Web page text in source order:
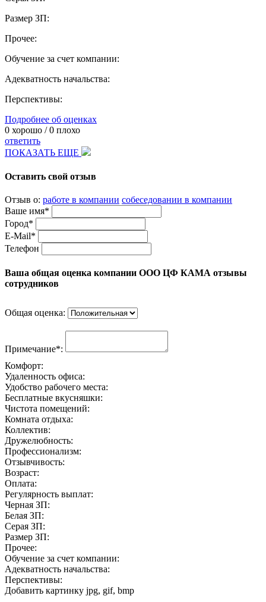
Размер ЗП:
Прочее:
Обучение за счет компании:
Адекватность начальства:
Перспективы:
Подробнее об оценках
0 хорошо /0 плохо
ответить
ПОКАЗАТЬ ЕЩЕ
Оставить свой отзыв
Отзыв о: работе в компании собеседовании в компании
Ваше имя*
Город*
E-Mail*
Телефон
Ваша общая оценка компании ООО ЦФ КАМА отзывы
сотрудников
Общая оценка:
Примечание*:
Комфорт:
Удаленность офиса:
Удобство рабочего места:
Бесплатные вкусняшки:
Чистота помещений:
Комната отдыха:
Коллектив:
Дружелюбность:
Профессионализм:
Отзывчивость:
Возраст:
Оплата:
Регулярность выплат:
Черная ЗП:
Белая ЗП:
Серая ЗП:
Размер ЗП:
Прочее:
Обучение за счет компании:
Адекватность начальства:
Перспективы:
Добавить картинку jpg, gif, bmp